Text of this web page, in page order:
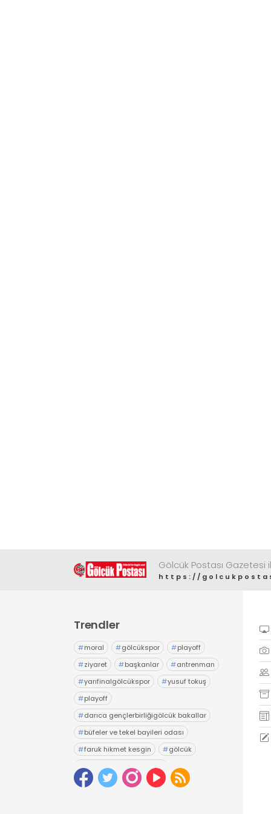
Gölcük Postası
https://
Trendler
#moral #gölcükspor #playoff
#ziyaret #başkanlar #antrenman
#yarıfinalgölcükspor #yusuf tokuş
#playoff
#darıca gençlerbirliğigölcük bakallar
#büfeler ve tekel bayileri odası
#faruk hikmet kesgin #gölcük
#gölcük belediyesiesnaf
# tuncay yıldız # seçim